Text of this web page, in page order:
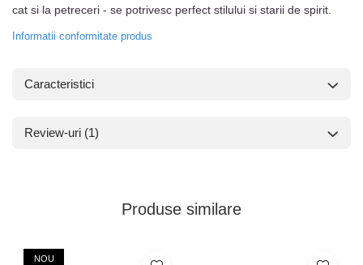
cat si la petreceri - se potrivesc perfect stilului si starii de spirit.
Informatii conformitate produs
Caracteristici
Review-uri (1)
Produse similare
NOU